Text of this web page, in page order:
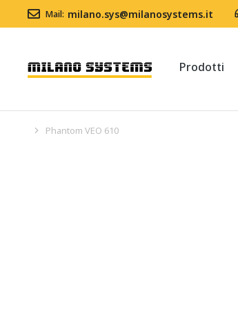
Mail: milano.sys@milanosystems.it
Prodotti
Tu sei qui:
Phantom VEO 610